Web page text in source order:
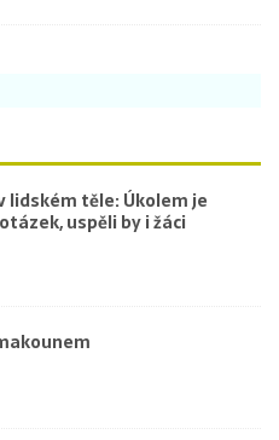
lidském těle: Úkolem je
uspěli by i žáci